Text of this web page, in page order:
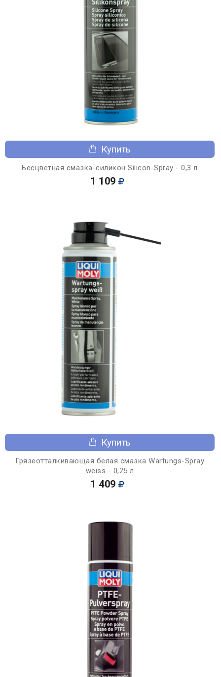
Купить
Бесцветная смазка-силикон Silicon-Spray - 0,3 л
1 109
Купить
Грязеотталкивающая белая смазка Wartungs-Spray
weiss - 0,25 л
1 409